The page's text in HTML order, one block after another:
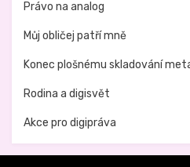
Právo na analog
Můj obličej patří mně
Konec plošnému skladování
Rodina a digisvět
Akce pro digipráva